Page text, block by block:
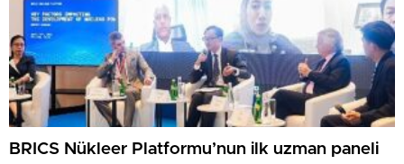
BRICS Nükleer Platformu’nun ilk uzman paneli